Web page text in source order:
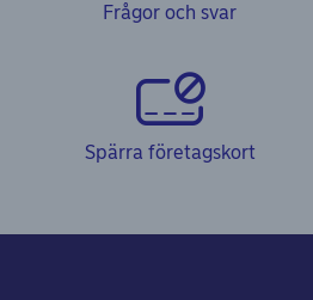
Frågor och svar
Spärra företagskort